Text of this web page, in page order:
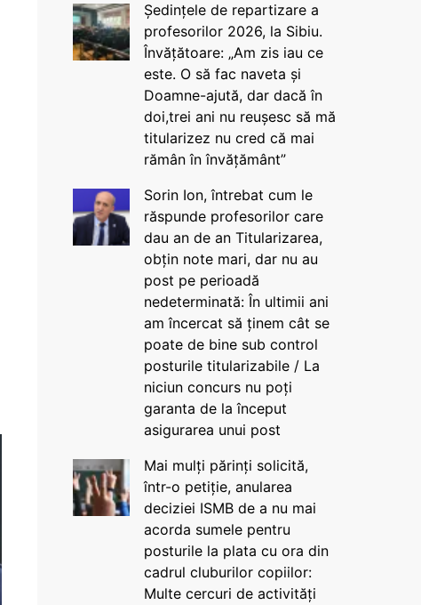
Ședințele de repartizare a
profesorilor 2026, la Sibiu.
Învățătoare: „Am zis iau ce
este. O să fac naveta și
Doamne-ajută, dar dacă în
doi,trei ani nu reușesc să mă
titularizez nu cred că mai
rămân în învățământ”
Sorin Ion, întrebat cum le
răspunde profesorilor care
dau an de an Titularizarea,
obțin note mari, dar nu au
post pe perioadă
nedeterminată: În ultimii ani
am încercat să ținem cât se
poate de bine sub control
posturile titularizabile / La
niciun concurs nu poți
garanta de la început
asigurarea unui post
Mai mulți părinți solicită,
într-o petiție, anularea
deciziei ISMB de a nu mai
acorda sumele pentru
posturile la plata cu ora din
cadrul cluburilor copiilor:
Multe cercuri de activități